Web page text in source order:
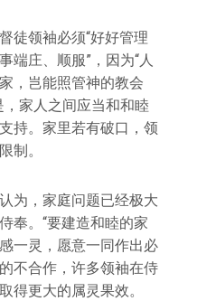
徒领袖必须“好好管理
端庄、顺服”，因为“人
，岂能照管神的教会
家人之间应当和和睦
持。家里若有破口，领
制。
为，家庭问题已经极大
奉。“要建造和睦的家
一灵，愿意一同作出必
不合作，许多领袖在侍
得更大的属灵果效。